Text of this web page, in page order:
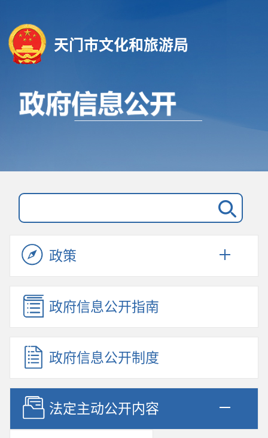
天门市文化和旅游局
政策
政府信息公开指南
政府信息公开制度
法定主动公开内容